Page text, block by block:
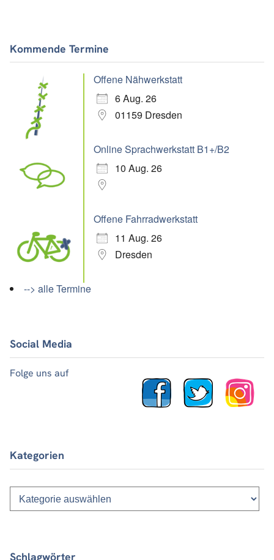
Kommende Termine
Offene Nähwerkstatt
6 Aug. 26
01159 Dresden
Online Sprachwerkstatt B1+/B2
10 Aug. 26
Offene Fahrradwerkstatt
11 Aug. 26
Dresden
--> alle Termine
Social Media
Folge uns auf
Kategorien
Kategorien
Schlagwörter